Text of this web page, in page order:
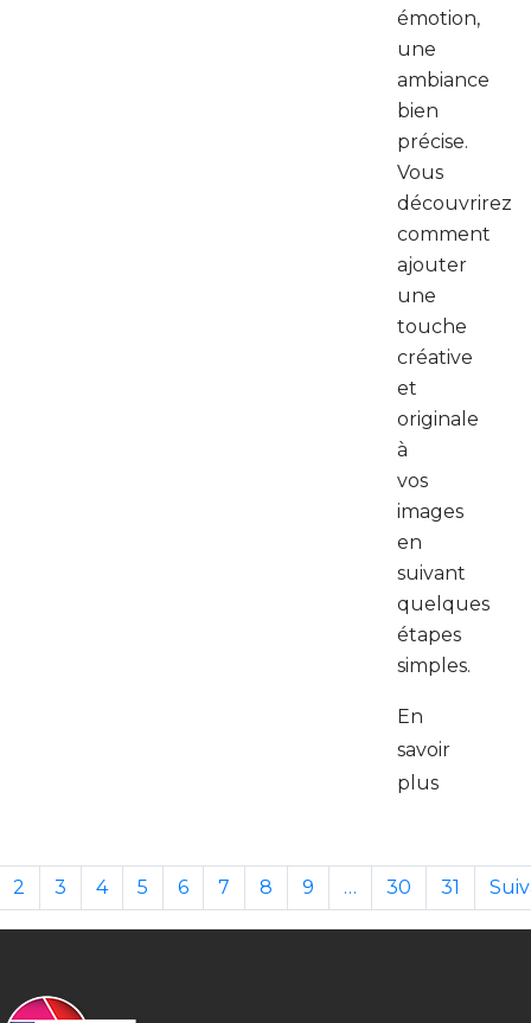
émotion,
une
ambiance
bien
précise.
Vous
découvrirez
comment
ajouter
une
touche
créative
et
originale
à
vos
images
en
suivant
quelques
étapes
simples.
En
savoir
plus
2 3 4 5 6 7 8 9 … 30 31